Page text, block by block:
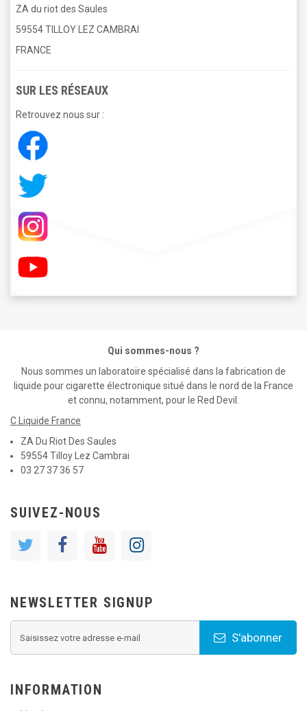
ZA du riot des Saules
59554 TILLOY LEZ CAMBRAI
FRANCE
SUR LES RÉSEAUX
Retrouvez nous sur :
Qui sommes-nous ?
Nous sommes un laboratoire spécialisé dans la fabrication de
liquide pour cigarette électronique situé dans le nord de la France
et connu, notamment, pour le Red Devil.
C Liquide France
ZA Du Riot Des Saules
59554 Tilloy Lez Cambrai
03 27 37 36 57
SUIVEZ-NOUS
NEWSLETTER SIGNUP
S'abonner
INFORMATION